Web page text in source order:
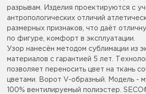
разрывам. Изделия проектируются с
антропологических отличий
размерных признаков, что даёт
по фигуре, комфорт в эксплуатации.
Узор нанесён методом сублимации из
материалов с гарантией 5 лет.
позволяет переносить цвет на ткань
цветами. Ворот V-образный. Модель -
100% вентилируемый полиэстер.